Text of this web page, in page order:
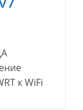
к WiFi